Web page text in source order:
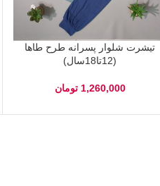
تیشرت شلوار پسرانه طرح طاها
(12تا18سال)
1,260,000 تومان